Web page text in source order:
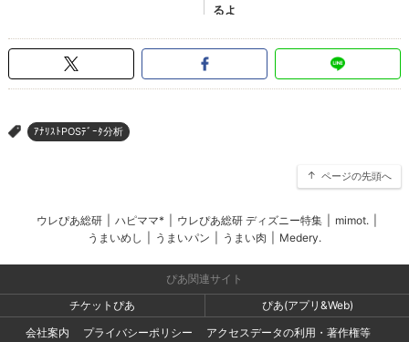
> ｱﾅﾘｽﾄPOSﾃﾞｰﾀ分析
ページの先頭へ
ウレぴあ総研 ハピママ* ウレぴあ総研 ディズニー特集 mimot.
うまいめし
うまいパン うまい肉 Medery.
ぴあ関連サイト
チケットぴあ
ぴあ(アプリ&Web)
会社案内
プライバシーポリシー アクセスデータの利用・著作権等